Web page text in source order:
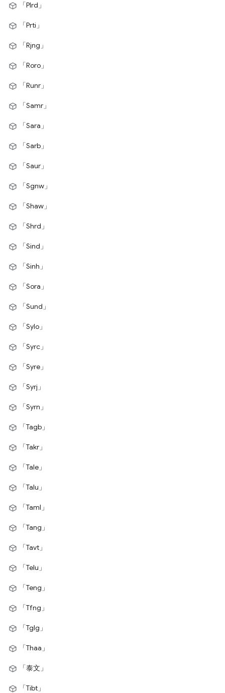
「Plrd」
「Prti」
「Rjng」
「Roro」
「Runr」
「Samr」
「Sara」
「Sarb」
「Saur」
「Sgnw」
「Shaw」
「Shrd」
「Sind」
「Sinh」
「Sora」
「Sund」
「Sylo」
「Syrc」
「Syre」
「Syrj」
「Syrn」
「Tagb」
「Takr」
「Tale」
「Talu」
「Taml」
「Tang」
「Tavt」
「Telu」
「Teng」
「Tfng」
「Tglg」
「Thaa」
「泰文」
「Tibt」